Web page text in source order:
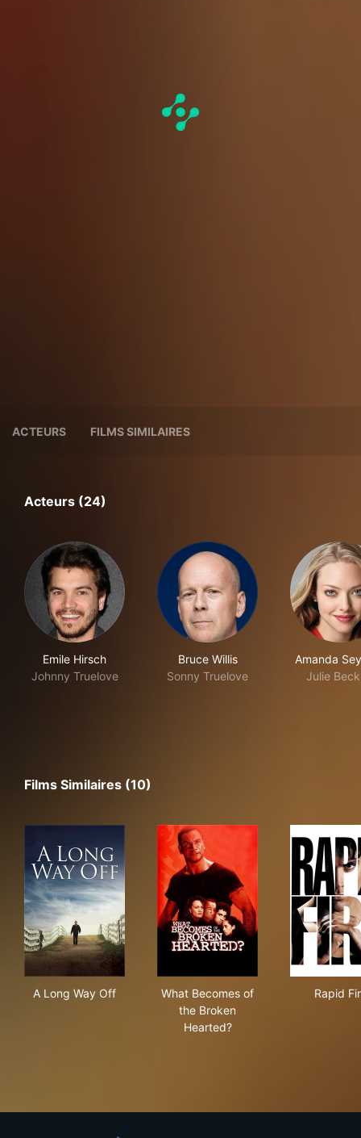
ACTEURS FILMS SIMILAIRES
Acteurs (24)
Emile Hirsch
Johnny Truelove
Bruce Willis
Sonny Truelove
Amanda
Julie
Films Similaires (10)
A Long Way Off
What Becomes of
the Broken
Hearted?
Rapid